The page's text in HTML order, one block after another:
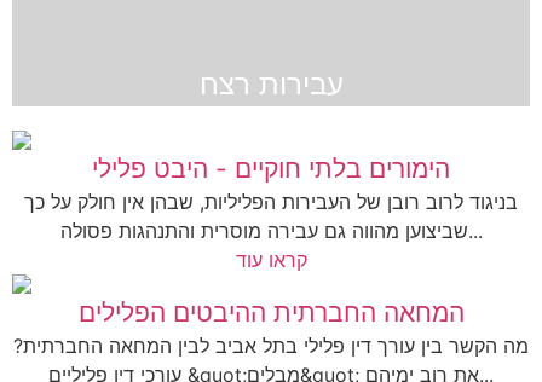
עבירות רצח
הימורים בלתי חוקיים - היבט פלילי
בניגוד לרוב רובן של העבירות הפליליות, שבהן אין חולק על כך
שביצוען מהווה גם עבירה מוסרית והתנהגות פסולה...
קראו עוד
המחאה החברתית ההיבטים הפלילים
מה הקשר בין עורך דין פלילי בתל אביב לבין המחאה החברתית?
עורכי דין פליליים &quot;מבלים&quot; את רוב ימיהם...